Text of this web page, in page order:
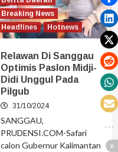
Breaking News
Headlines
Hotnews
Relawan Di Sanggau
Optimis Paslon Midji-
Didi Unggul Pada
Pilgub
31/10/2024
SANGGAU,
PRUDENSI.COM-Safari
calon Gubernur Kalimantan